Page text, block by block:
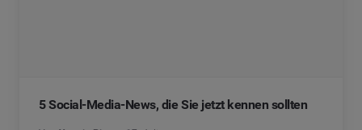
5 Social-Media-News, die Sie jetzt kennen sollten